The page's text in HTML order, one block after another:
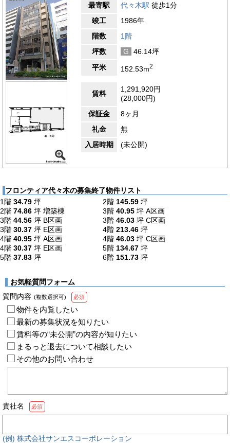
最寄駅 代々木駅 徒歩1分
竣工
1986年
階数
1階
坪数
G
46.14坪
平米
152.53m2
賃料
1,291,920円
(28,000円)
保証金
8ヶ月
礼金
無
入居時期
(未公開)
フロンティア代々木の募集終了物件リスト
1階 34.79 坪 2階 145.59 坪
2階 74.86 坪 増築棟 3階 40.95 坪 A区画
3階 44.56 坪 B区画 3階 46.03 坪 C区画
3階 30.37 坪 E区画 4階 213.46 坪
4階 40.95 坪 A区画 4階 46.03 坪 C区画
4階 30.37 坪 E区画 5階 134.67 坪
5階 37.83 坪 6階 151.73 坪
お気軽質問フォーム
質問内容 (複数選択可) 必須
物件を内覧したい
最新の募集状況を知りたい
賃料等の“未公開”の内容が知りたい
まるっと退去について相談したい
その他のお問い合わせ
貴社名 必須
(例) 株式会社サンエスコーポレーション